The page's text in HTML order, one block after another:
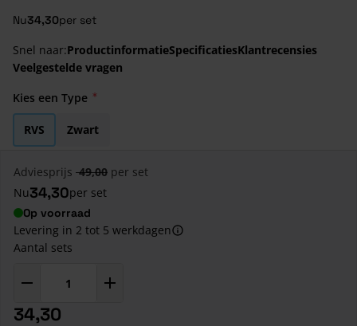
Nu34,30per set
Snel naar:ProductinformatieSpecificatiesKlantrecensies
Veelgestelde vragen
Kies een Type
RVS Zwart
Adviesprijs 49,00 per set
Nu34,30per set
Op voorraad
Levering in 2 tot 5 werkdagen
Aantal sets
34,30